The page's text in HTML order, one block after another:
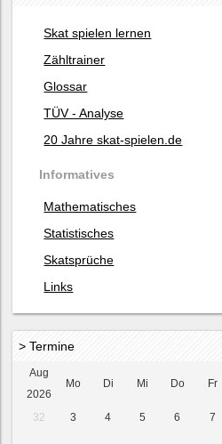
Skat spielen lernen
Zähltrainer
Glossar
TÜV - Analyse
20 Jahre skat-spielen.de
Informatives
Mathematisches
Statistisches
Skatsprüche
Links
> Termine
Aug
2026
Mo Di Mi Do Fr
32 3 4 5 6 7